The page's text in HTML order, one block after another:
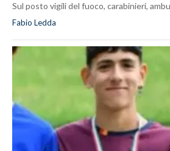
Sul posto vigili del fuoco, carabinieri,
Fabio Ledda